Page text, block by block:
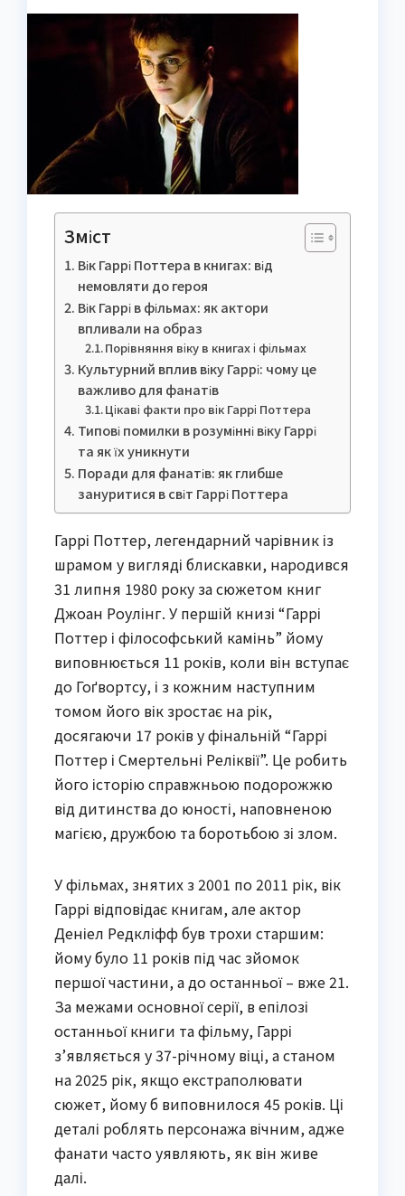
Зміст
Вік Гаррі Поттера в книгах: від
немовляти до героя
Вік Гаррі в фільмах: як актори
впливали на образ
Порівняння віку в книгах і фільмах
Культурний вплив віку Гаррі: чому це
важливо для фанатів
Цікаві факти про вік Гаррі Поттера
Типові помилки в розумінні віку Гаррі
та як їх уникнути
Поради для фанатів: як глибше
зануритися в світ Гаррі Поттера
Гаррі Поттер, легендарний чарівник із
шрамом у вигляді блискавки, народився
31 липня 1980 року за сюжетом книг
Джоан Роулінг. У першій книзі “Гаррі
Поттер і філософський камінь” йому
виповнюється 11 років, коли він вступає
до Гоґвортсу, і з кожним наступним
томом його вік зростає на рік,
досягаючи 17 років у фінальній “Гаррі
Поттер і Смертельні Реліквії”. Це робить
його історію справжньою подорожжю
від дитинства до юності, наповненою
магією, дружбою та боротьбою зі злом.
У фільмах, знятих з 2001 по 2011 рік, вік
Гаррі відповідає книгам, але актор
Деніел Редкліфф був трохи старшим:
йому було 11 років під час зйомок
першої частини, а до останньої – вже 21.
За межами основної серії, в епілозі
останньої книги та фільму, Гаррі
з’являється у 37-річному віці, а станом
на 2025 рік, якщо екстраполювати
сюжет, йому б виповнилося 45 років. Ці
деталі роблять персонажа вічним, адже
фанати часто уявляють, як він живе
далі.